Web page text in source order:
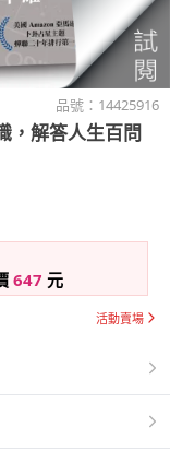
品號： 14425916
，解答人生百問
647 元
活動賣場